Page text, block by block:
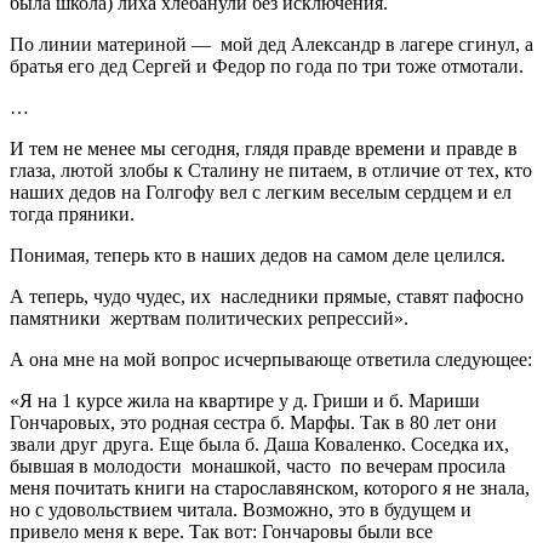
По линии материной — мой дед Александр в лагере сгинул, а
братья его дед Сергей и Федор по года по три тоже отмотали.
…
И тем не менее мы сегодня, глядя правде времени и правде в
глаза, лютой злобы к Сталину не питаем, в отличие от тех, кто
наших дедов на Голгофу вел с легким веселым сердцем и ел
тогда пряники.
Понимая, теперь кто в наших дедов на самом деле целился.
А теперь, чудо чудес, их наследники прямые, ставят пафосно
памятники жертвам политических репрессий».
А она мне на мой вопрос исчерпывающе ответила следующее:
«Я на 1 курсе жила на квартире у д. Гриши и б. Мариши
Гончаровых, это родная сестра б. Марфы. Так в 80 лет они
звали друг друга. Еще была б. Даша Коваленко. Соседка их,
бывшая в молодости монашкой, часто по вечерам просила
меня почитать книги на старославянском, которого я не знала,
но с удовольствием читала. Возможно, это в будущем и
привело меня к вере. Так вот: Гончаровы были все